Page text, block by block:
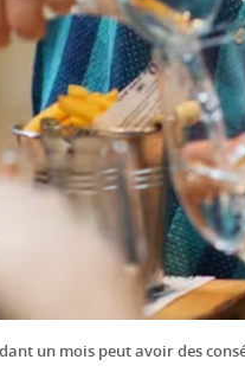
un mois peut avoir des